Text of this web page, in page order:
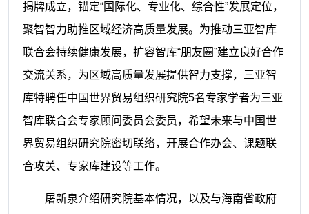
揭牌成立，锚定“国际化、专业化、综合性”发展定位，
聚智智力助推区域经济高质量发展。为推动三亚智库
联合会持续健康发展，扩容智库“朋友圈”建立良好合作
交流关系，为区域高质量发展提供智力支撑，三亚智
库特聘任中国世界贸易组织研究院5名专家学者为三亚
智库联合会专家顾问委员会委员，希望未来与中国世
界贸易组织研究院密切联络，开展合作办会、课题联
合攻关、专家库建设等工作。
屠新泉介绍研究院基本情况，以及与海南省政府